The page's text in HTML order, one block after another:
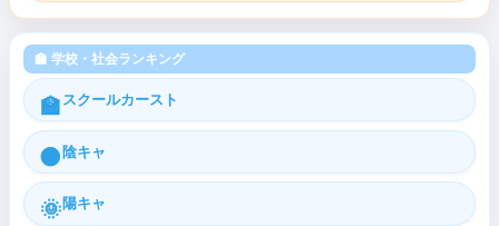
🏫 学校・社会ランキング
🏫 スクールカースト
🌑陰キャ
🌞 陽キャ